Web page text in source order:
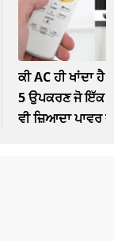
ਕੀ AC ਹੀ ਖਾਂਦਾ
5 ਉਪਕਰਣ ਜੋ ਇੱਕ
ਵੀ ਜ਼ਿਆਦਾ ਪਾਵਰ